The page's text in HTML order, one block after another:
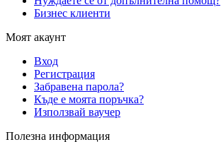
Бизнес клиенти
Моят акаунт
Вход
Регистрация
Забравена парола?
Къде е моята поръчка?
Използвай ваучер
Полезна информация